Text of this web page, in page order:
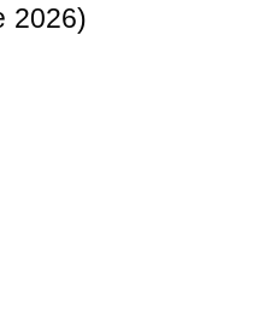
2026)